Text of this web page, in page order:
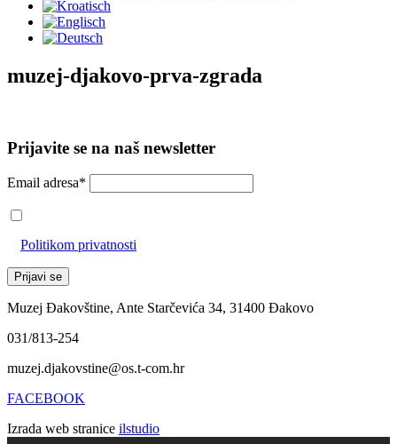
muzej-djakovo-prva-zgrada
Prijavite se na naš newsletter
Email adresa*
Politikom privatnosti
Muzej Đakovštine, Ante Starčevića 34, 31400 Đakovo
031/813-254
muzej.djakovstine@os.t-com.hr
FACEBOOK
Izrada web stranice ilstudio